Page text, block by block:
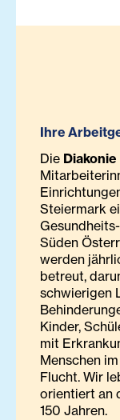
Ihre
Die
Steiermark
Süden
werden
betreut,
schwierigen
Kinder,
mit
Menschen
Flucht. Wir
orientiert an
150 Jahren.